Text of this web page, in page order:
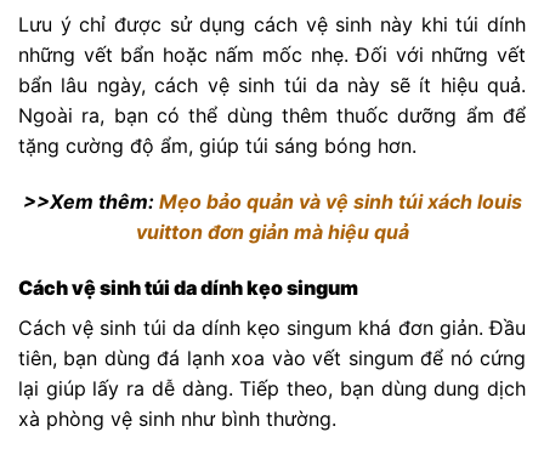
Lưu ý chỉ được sử dụng cách vệ sinh này khi túi dính
những vết bẩn hoặc nấm mốc nhẹ. Đối với những vết
bẩn lâu ngày, cách vệ sinh túi da này sẽ ít hiệu quả.
Ngoài ra, bạn có thể dùng thêm thuốc dưỡng ẩm để
tặng cường độ ẩm, giúp túi sáng bóng hơn.
>>Xem thêm: Mẹo bảo quản và vệ sinh túi xách louis
vuitton đơn giản mà hiệu quả
Cách vệ sinh túi da dính kẹo singum
Cách vệ sinh túi da dính kẹo singum khá đơn giản. Đầu
tiên, bạn dùng đá lạnh xoa vào vết singum để nó cứng
lại giúp lấy ra dễ dàng. Tiếp theo, bạn dùng dung dịch
xà phòng vệ sinh như bình thường.